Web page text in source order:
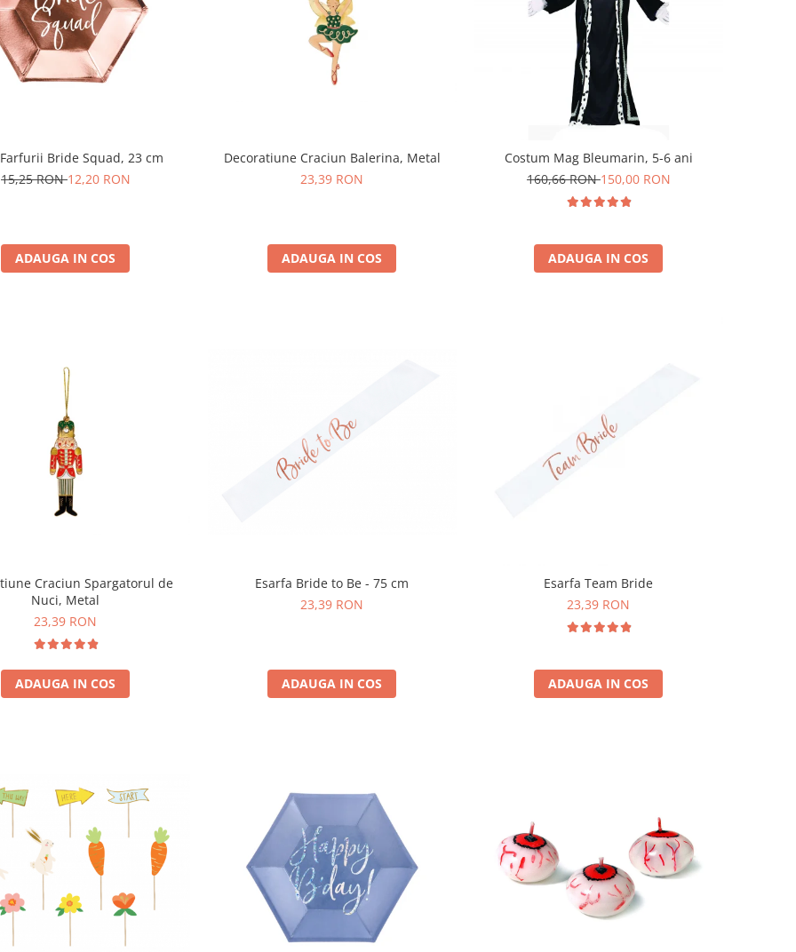
Bride Squad, 23 cm
15,25 RON12,20 RON
ADAUGA IN COS
Decoratiune Craciun Balerina, Metal
23,39 RON
ADAUGA IN COS
Costum Mag Bleumarin, 5-6 ani
160,66 RON150,00 RON
ADAUGA IN COS
Craciun Spargatorul de
Nuci, Metal
23,39 RON
ADAUGA IN COS
Esarfa Bride to Be - 75 cm
23,39 RON
ADAUGA IN COS
Esarfa Team Bride
23,39 RON
ADAUGA IN COS